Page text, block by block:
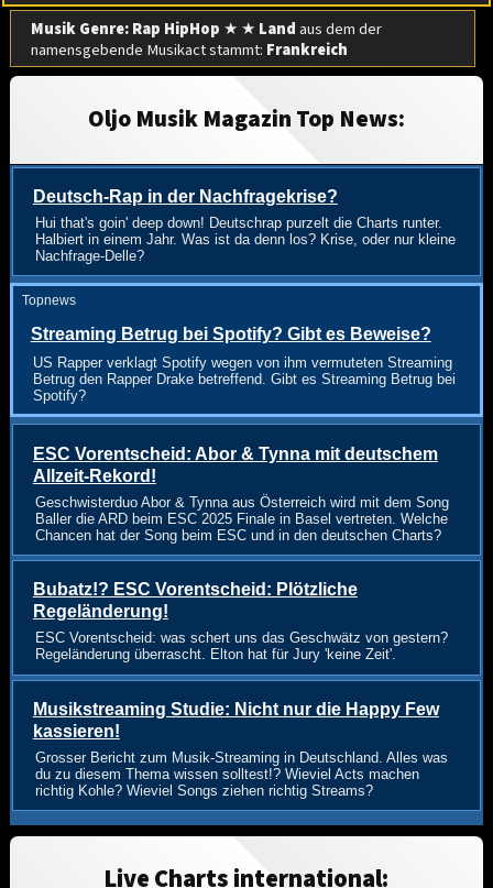
Musik Genre: Rap HipHop ★ ★ Landaus dem der
namensgebende Musikact stammt: Frankreich
Oljo Musik Magazin Top News:
Deutsch-Rap in der Nachfragekrise?
Hui that's goin' deep down! Deutschrap purzelt die Charts runter.
Halbiert in einem Jahr. Was ist da denn los? Krise, oder nur kleine
Nachfrage-Delle?
Topnews
Streaming Betrug bei Spotify? Gibt es Beweise?
US Rapper verklagt Spotify wegen von ihm vermuteten Streaming
Betrug den Rapper Drake betreffend. Gibt es Streaming Betrug bei
Spotify?
ESC Vorentscheid: Abor & Tynna mit deutschem
Allzeit-Rekord!
Geschwisterduo Abor & Tynna aus Österreich wird mit dem Song
Baller die ARD beim ESC 2025 Finale in Basel vertreten. Welche
Chancen hat der Song beim ESC und in den deutschen Charts?
Bubatz!? ESC Vorentscheid: Plötzliche
Regeländerung!
ESC Vorentscheid: was schert uns das Geschwätz von gestern?
Regeländerung überrascht. Elton hat für Jury 'keine Zeit'.
Musikstreaming Studie: Nicht nur die Happy Few
kassieren!
Grosser Bericht zum Musik-Streaming in Deutschland. Alles was
du zu diesem Thema wissen solltest!? Wieviel Acts machen
richtig Kohle? Wieviel Songs ziehen richtig Streams?
Live Charts international: